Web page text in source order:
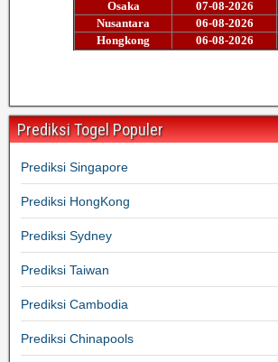
Prediksi Togel Populer
Prediksi Singapore
Prediksi HongKong
Prediksi Sydney
Prediksi Taiwan
Prediksi Cambodia
Prediksi Chinapools